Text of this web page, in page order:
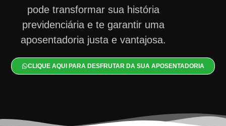
pode transformar sua história
previdenciária e te garantir uma
aposentadoria justa e vantajosa.
CLIQUE AQUI PARA DESFRUTAR DA SUA APOSENTADORIA